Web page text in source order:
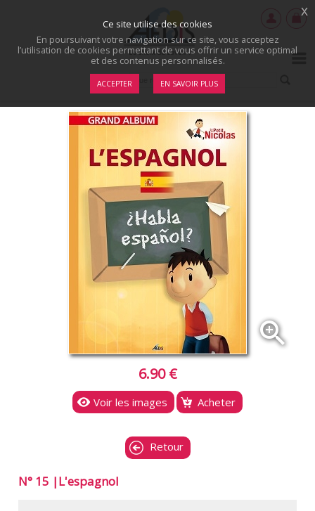
zoom_in
6.90 €
Voir les images Acheter
Retour
N° 15 |L'espagnol
Ce site utilise des cookies
En poursuivant votre navigation sur ce site, vous acceptez
l’utilisation de cookies permettant de vous offrir un service optimal
et des contenus personnalisés.
ACCEPTER EN SAVOIR PLUS
x